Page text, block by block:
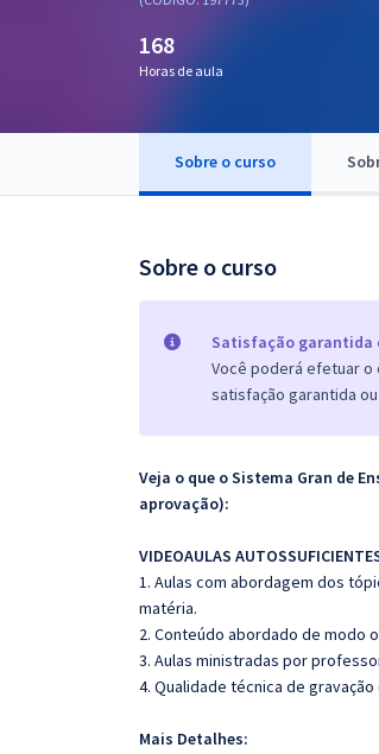
OAB
168
Horas de aula
Sobre o curso
Sobre o curso
Satisfação garantida
Você poderá efetuar o
satisfação garantida
Veja o que o Sistema Gran de
aprovação):
VIDEOAULAS
1. Aulas com abordagem dos
matéria.
2. Conteúdo abordado de modo
3. Aulas ministradas por
4. Qualidade técnica de
Mais Detalhes: